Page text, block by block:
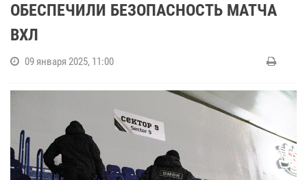
ОБЕСПЕЧИЛИ БЕЗОПАСНОСТЬ МАТЧА
ВХЛ
09 января 2025, 11:00